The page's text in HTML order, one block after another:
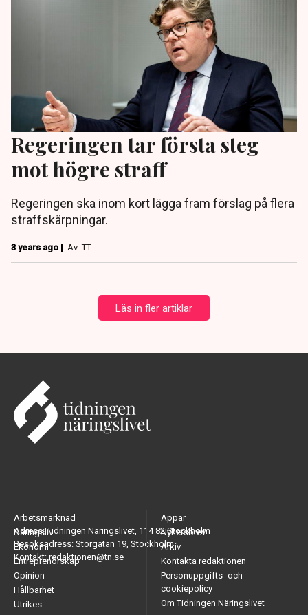
Regeringen tar första steg
mot högre straff
Regeringen ska inom kort lägga fram förslag på flera
straffskärpningar.
3 years ago | Av: TT
Läs in fler artiklar
Adress: Tidningen Näringslivet, 114 82 Stockholm
Besöksadress: Storgatan 19, Stockholm
Kontakt: redaktionen@tn.se
Arbetsmarknad
Näringsliv
Ekonomi
Entreprenörskap
Opinion
Hållbarhet
Utrikes
Appar
Nyhetsbrev
Arkiv
Kontakta redaktionen
Personuppgifts- och
cookiepolicy
Om Tidningen Näringslivet